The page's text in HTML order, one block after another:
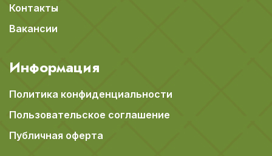
Контакты
Вакансии
Информация
Политика конфиденциальности
Пользовательское соглашение
Публичная оферта